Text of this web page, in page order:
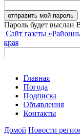
Пароль будет выслан
Сайт газеты
края
Главная
Погода
Подписка
Объявления
Контакты
Домой Новости